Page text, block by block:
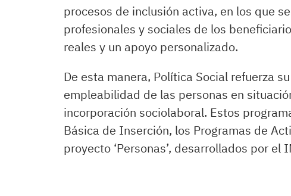
procesos de inclusión activa, en los que
profesionales y sociales de los
reales y un apoyo personalizado.
De esta manera, Política Social refuerza
empleabilidad de las personas en
incorporación sociolaboral. Estos
Básica de Inserción, los Programas de
proyecto ‘Personas’, desarrollados por el